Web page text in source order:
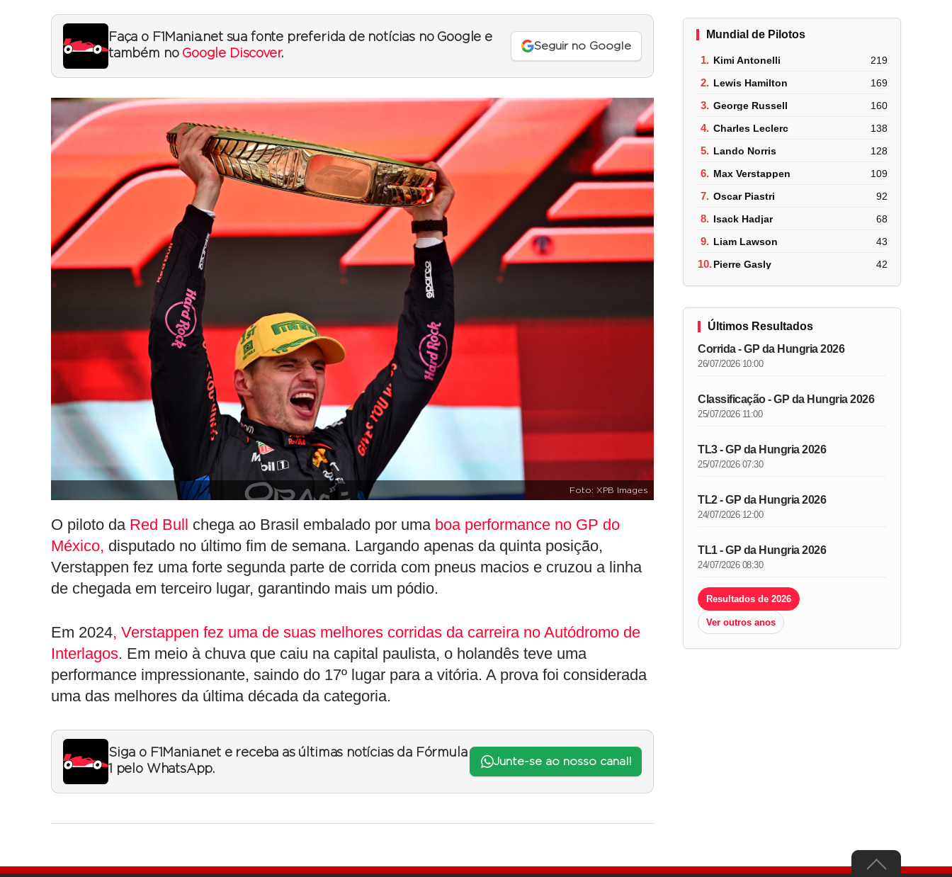
Faça o F1Mania.net sua fonte preferida de notícias no Google e
também no Google Discover.
Seguir no Google
Foto: XPB Images
O piloto da Red Bull chega ao Brasil embalado por uma boa performance no GP do
México, disputado no último fim de semana. Largando apenas da quinta posição,
Verstappen fez uma forte segunda parte de corrida com pneus macios e cruzou a linha
de chegada em terceiro lugar, garantindo mais um pódio.
Em 2024, Verstappen fez uma de suas melhores corridas da carreira no Autódromo de
Interlagos. Em meio à chuva que caiu na capital paulista, o holandês teve uma
performance impressionante, saindo do 17º lugar para a vitória. A prova foi considerada
uma das melhores da última década da categoria.
Siga o F1Mania.net e receba as últimas notícias da Fórmula
1 pelo WhatsApp.
Junte-se ao nosso canal!
Mundial de Pilotos
1. Kimi Antonelli 219
2. Lewis Hamilton 169
3. George Russell 160
4. Charles Leclerc 138
5. Lando Norris 128
6. Max Verstappen 109
7. Oscar Piastri 92
8. Isack Hadjar 68
9. Liam Lawson 43
10.Pierre Gasly 42
Últimos Resultados
Corrida - GP da Hungria 2026
26/07/2026 10:00
Classificação - GP da Hungria 2026
25/07/2026 11:00
TL3 - GP da Hungria 2026
25/07/2026 07:30
TL2 - GP da Hungria 2026
24/07/2026 12:00
TL1 - GP da Hungria 2026
24/07/2026 08:30
Resultados de 2026
Ver outros anos